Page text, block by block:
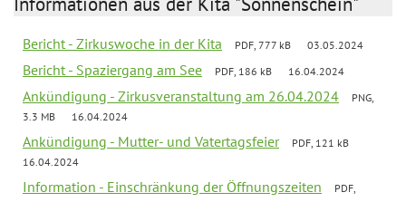
Bericht - Zirkuswoche in der Kita PDF, 777 kB 03.05.2024
Bericht - Spaziergang am See PDF, 186 kB 16.04.2024
Ankündigung - Zirkusveranstaltung am 26.04.2024
PNG,
3.3 MB
16.04.2024
Ankündigung - Mutter- und Vatertagsfeier
PDF, 121 kB
16.04.2024
Information - Einschränkung der Öffnungszeiten
PDF,